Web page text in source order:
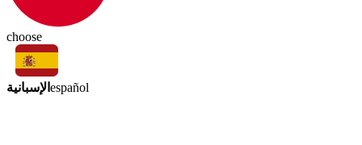
choose
الإسبانية español